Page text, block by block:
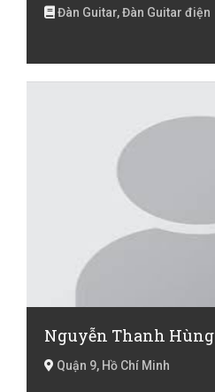
Đàn Guitar, Đàn Guitar điện
Nguyễn Thanh Hùng
Quận 9, Hồ Chí Minh